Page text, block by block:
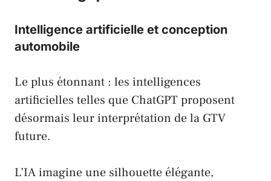
Intelligence artificielle et conception
automobile
Le plus étonnant : les intelligences
artificielles telles que ChatGPTproposent
désormais leur interprétation de la GTV
future.
L’IA imagine une silhouette élégante,